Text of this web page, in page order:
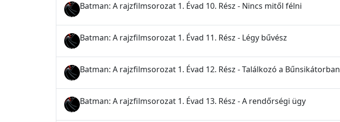
Batman: A rajzfilmsorozat 1. Évad 10. Rész - Nincs mitől félni
Batman: A rajzfilmsorozat 1. Évad 11. Rész - Légy bűvész
Batman: A rajzfilmsorozat 1. Évad 12. Rész - Találkozó a Bűnsikátorban
Batman: A rajzfilmsorozat 1. Évad 13. Rész - A rendőrségi ügy